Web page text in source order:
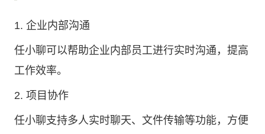
1. 企业内部沟通
任小聊可以帮助企业内部员工进行实时沟通，提高
工作效率。
2. 项目协作
任小聊支持多人实时聊天、文件传输等功能，方便